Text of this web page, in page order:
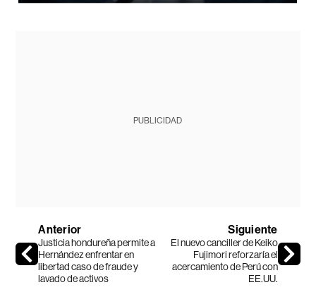
PUBLICIDAD
Anterior
Justicia hondureña permite a
Hernández enfrentar en
libertad caso de fraude y
lavado de activos
Siguiente
El nuevo canciller de Keiko
Fujimori reforzaría el
acercamiento de Perú con
EE.UU.